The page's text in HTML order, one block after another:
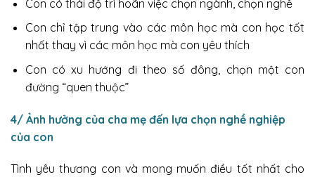
Con có thái độ trì hoãn việc chọn ngành, chọn nghề
Con chỉ tập trung vào các môn học mà con học tốt
nhất thay vì các môn học mà con yêu thích
Con có xu hướng đi theo số đông, chọn một con
đường “quen thuộc”
4/ Ảnh hưởng của cha mẹ đến lựa chọn nghề nghiệp
của con
Tình yêu thương con và mong muốn điều tốt nhất cho